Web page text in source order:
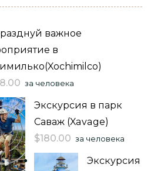
важное
в
за человека
Экскурсия в парк
Саваж (Xavage)
$180.00 за человека
Экскурсия